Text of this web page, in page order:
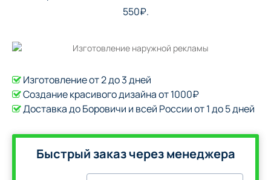
550₽.
Изготовление от 2 до 3 дней
Создание красивого дизайна от 1000₽
Доставка до Боровичи и всей России от 1 до 5 дней
Быстрый заказ через менеджера